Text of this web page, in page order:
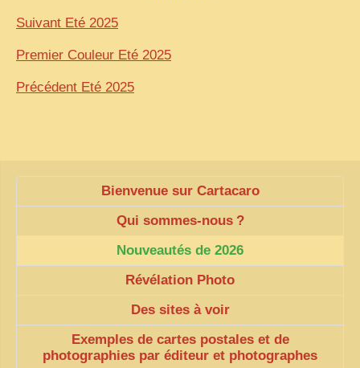
Suivant Eté 2025
Premier Couleur Eté 2025
Précédent Eté 2025
Bienvenue sur Cartacaro
Qui sommes-nous ?
Nouveautés de 2026
Révélation Photo
Des sites à voir
Exemples de cartes postales et de
photographies par éditeur et photographes